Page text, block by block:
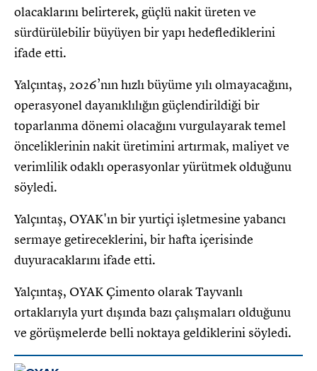
olacaklarını belirterek, güçlü nakit üreten ve
sürdürülebilir büyüyen bir yapı hedeflediklerini
ifade etti.
Yalçıntaş, 2026’nın hızlı büyüme yılı olmayacağını,
operasyonel dayanıklılığın güçlendirildiği bir
toparlanma dönemi olacağını vurgulayarak temel
önceliklerinin nakit üretimini artırmak, maliyet ve
verimlilik odaklı operasyonlar yürütmek olduğunu
söyledi.
Yalçıntaş, OYAK'ın bir yurtiçi işletmesine yabancı
sermaye getireceklerini, bir hafta içerisinde
duyuracaklarını ifade etti.
Yalçıntaş, OYAK Çimento olarak Tayvanlı
ortaklarıyla yurt dışında bazı çalışmaları olduğunu
ve görüşmelerde belli noktaya geldiklerini söyledi.